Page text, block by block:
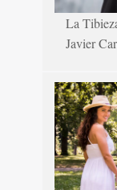
La
Javier